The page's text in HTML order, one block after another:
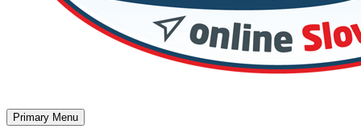
Primary Menu